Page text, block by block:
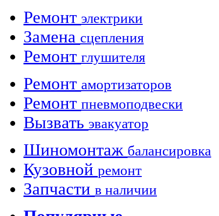
Ремонт электрики
Замена сцепления
Ремонт глушителя
Ремонт амортизаторов
Ремонт пневмоподвески
Вызвать эвакуатор
Шиномонтаж балансировка
Кузовной ремонт
Запчасти в наличии